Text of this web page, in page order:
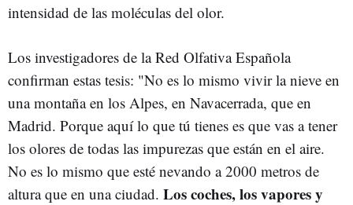
intensidad de las moléculas del olor.
Los investigadores de la Red Olfativa Española
confirman estas tesis: "No es lo mismo vivir la nieve en
una montaña en los Alpes, en Navacerrada, que en
Madrid. Porque aquí lo que tú tienes es que vas a tener
los olores de todas las impurezas que están en el aire.
No es lo mismo que esté nevando a 2000 metros de
altura que en una ciudad. Los coches, los vapores y